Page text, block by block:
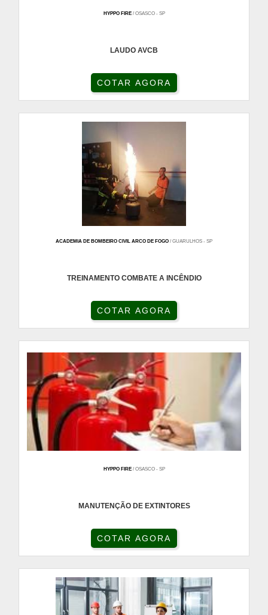
HYPPO FIRE/ OSASCO - SP
LAUDO AVCB
COTAR AGORA
ACADEMIA DE BOMBEIRO CIVIL ARCO DE FOGO / GUARULHOS - SP
TREINAMENTO COMBATE A INCÊNDIO
COTAR AGORA
HYPPO FIRE/ OSASCO - SP
MANUTENÇÃO DE EXTINTORES
COTAR AGORA